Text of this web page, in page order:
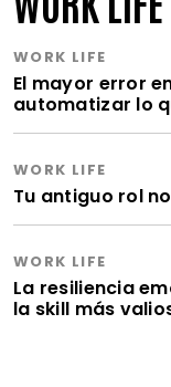
WORK LIFE
El mayor error
automatizar lo
WORK LIFE
Tu antiguo rol
WORK LIFE
La resiliencia
la skill más